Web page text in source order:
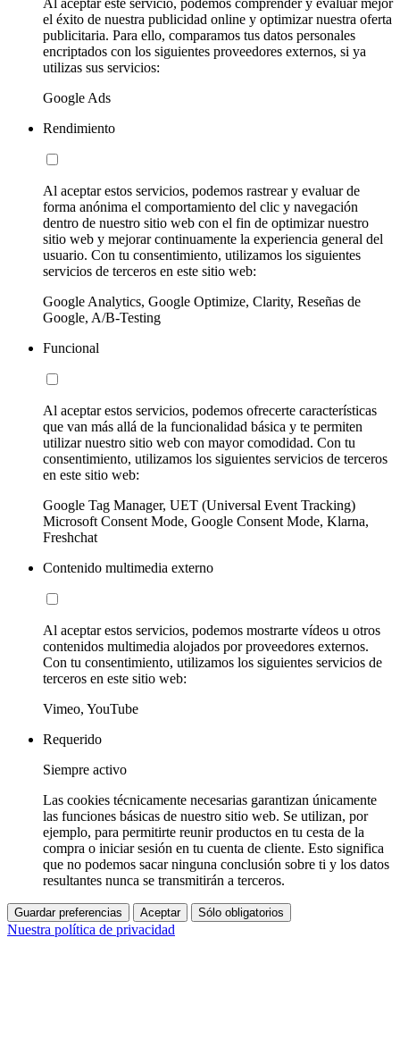
el éxito de nuestra publicidad online y optimizar nuestra oferta
publicitaria. Para ello, comparamos tus datos personales
encriptados con los siguientes proveedores externos, si ya
utilizas sus servicios:
Google Ads
Rendimiento
Al aceptar estos servicios, podemos rastrear y evaluar de
forma anónima el comportamiento del clic y navegación
dentro de nuestro sitio web con el fin de optimizar nuestro
sitio web y mejorar continuamente la experiencia general del
usuario. Con tu consentimiento, utilizamos los siguientes
servicios de terceros en este sitio web:
Google Analytics, Google Optimize, Clarity, Reseñas de
Google, A/B-Testing
Funcional
Al aceptar estos servicios, podemos ofrecerte características
que van más allá de la funcionalidad básica y te permiten
utilizar nuestro sitio web con mayor comodidad. Con tu
consentimiento, utilizamos los siguientes servicios de terceros
en este sitio web:
Google Tag Manager, UET (Universal Event Tracking)
Microsoft Consent Mode, Google Consent Mode, Klarna,
Freshchat
Contenido multimedia externo
Al aceptar estos servicios, podemos mostrarte vídeos u otros
contenidos multimedia alojados por proveedores externos.
Con tu consentimiento, utilizamos los siguientes servicios de
terceros en este sitio web:
Vimeo, YouTube
Requerido
Siempre activo
Las cookies técnicamente necesarias garantizan únicamente
las funciones básicas de nuestro sitio web. Se utilizan, por
ejemplo, para permitirte reunir productos en tu cesta de la
compra o iniciar sesión en tu cuenta de cliente. Esto significa
que no podemos sacar ninguna conclusión sobre ti y los datos
resultantes nunca se transmitirán a terceros.
Guardar preferencias Aceptar Sólo obligatorios
Nuestra política de privacidad